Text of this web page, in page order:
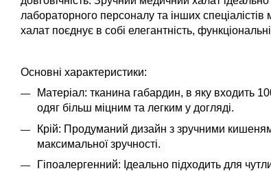
лабораторного персоналу та інших
халат поєднує в собі елегантність,
Основні характеристики:
Матеріал: тканина габардин, в яку входить
одяг більш міцним та легким у догляді.
Крій: Продуманий дизайн з зручними
максимальної зручності.
Гіпоалергенний: Ідеально підходить для